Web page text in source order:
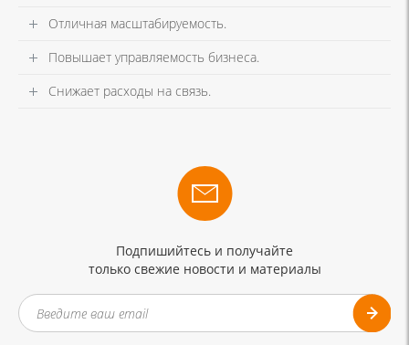
Отличная масштабируемость.
Повышает управляемость бизнеса.
Снижает расходы на связь.
Подпишийтесь и получайте
только свежие новости и материалы